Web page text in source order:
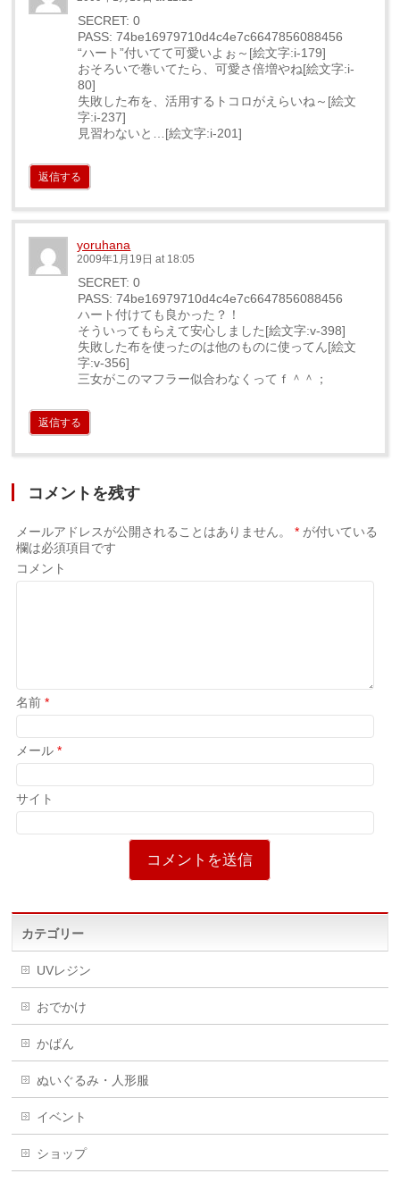
SECRET: 0
PASS: 74be16979710d4c4e7c6647856088456
“ハート”付いてて可愛いよぉ～[絵文字:i-179]
おそろいで巻いてたら、可愛さ倍増やね[絵文字:i-
80]
失敗した布を、活用するトコロがえらいね～[絵文
字:i-237]
見習わないと…[絵文字:i-201]
返信する
yoruhana
2009年1月19日 at 18:05
SECRET: 0
PASS: 74be16979710d4c4e7c6647856088456
ハート付けても良かった？！
そういってもらえて安心しました[絵文字:v-398]
失敗した布を使ったのは他のものに使ってん[絵文
字:v-356]
三女がこのマフラー似合わなくってｆ＾＾；
返信する
コメントを残す
メールアドレスが公開されることはありません。 * が付いている
欄は必須項目です
コメント
名前*
メール*
サイト
カテゴリー
UVレジン
おでかけ
かばん
ぬいぐるみ・人形服
イベント
ショップ